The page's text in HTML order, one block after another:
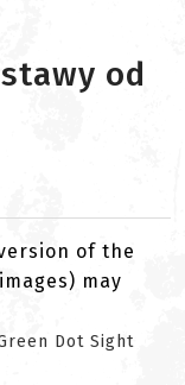
od
of the
may
Dot Sight